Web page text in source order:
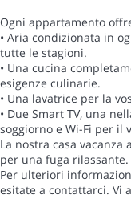
Ogni appartamento
• Aria condizionata in
tutte le stagioni.
• Una cucina
esigenze culinarie.
• Una lavatrice per la
• Due Smart TV, una
soggiorno e Wi-Fi per il
La nostra casa vacanza
per una fuga
Per ulteriori
esitate a contattarci. Vi